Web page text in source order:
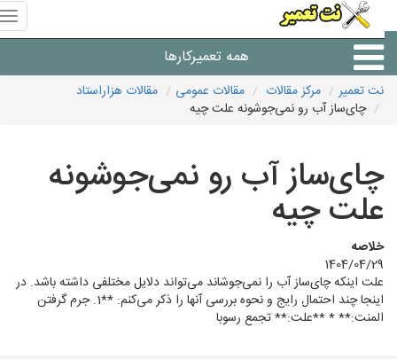
همه تعمیرکارها
شرکت های تعمیرات لوازم
نت تعمیر مرکز مقالات مقالات عمومی
مقالات هزاراستاد
چای‌ساز آب رو نمی‌جوشونه علت چیه
چای‌ساز آب رو نمی‌جوشونه
علت چیه
خلاصه
1404/04/29
علت اینکه چای‌ساز آب را نمی‌جوشاند می‌تواند دلایل مختلفی داشته باشد. در
اینجا چند احتمال رایج و نحوه بررسی آنها را ذکر می‌کنم: **1. جرم گرفتن
المنت:** * **علت:** تجمع رسوبا